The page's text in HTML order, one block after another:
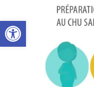
Ouvrir la barre d’outils